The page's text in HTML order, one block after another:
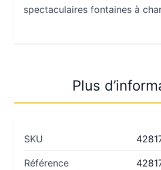
spectaculaires fontaines à
Plus
SKU
Référence